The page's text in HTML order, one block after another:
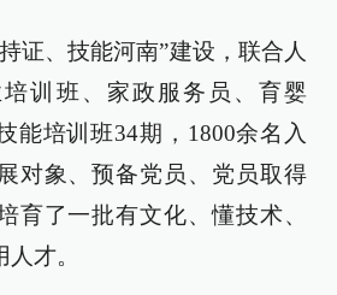
证、技能河南”建设，联合人
训班、家政服务员、育婴
能培训班34期，1800余名入
对象、预备党员、党员取得
育了一批有文化、懂技术、
才。